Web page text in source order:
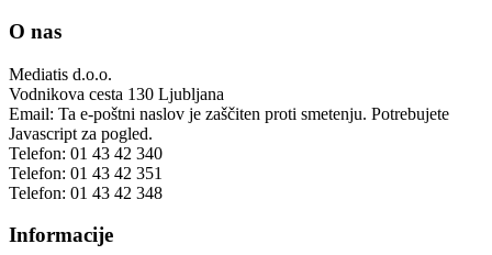
O nas
Mediatis d.o.o.
Vodnikova cesta 130 Ljubljana
Email: Ta e-poštni naslov je zaščiten proti smetenju. Potrebujete
Javascript za pogled.
Telefon: 01 43 42 340
Telefon: 01 43 42 351
Telefon: 01 43 42 348
Informacije